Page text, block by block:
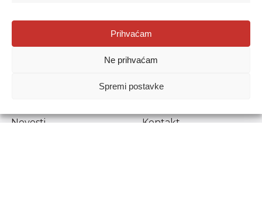
Prihvaćam
Ne prihvaćam
Spremi postavke
Agencija za odgoj i obrazovanje
Donje Svetice 38, 10000 Zagreb
1778129
Prenošenje sadržaja dopušteno je uz navođenje izvora.
Novosti
Kontakt